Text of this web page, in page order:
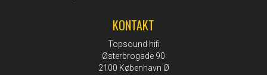
KONTAKT
Topsound hifi
Østerbrogade 90
2100 København Ø